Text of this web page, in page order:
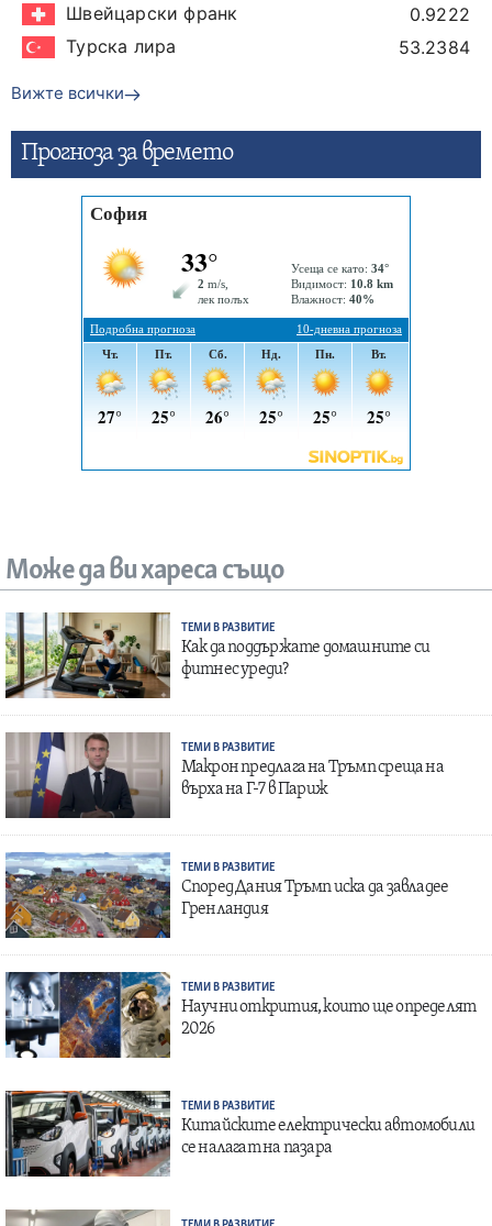
Швейцарски франк
0.9222
Турска лира
53.2384
Вижте всички
Прогнозa за времето
Може да ви хареса също
ТЕМИ В РАЗВИТИЕ
Как да поддържате домашните си
фитнес уреди?
ТЕМИ В РАЗВИТИЕ
Макрон предлага на Тръмп среща на
върха на Г-7 в Париж
ТЕМИ В РАЗВИТИЕ
Според Дания Тръмп иска да завладее
Гренландия
ТЕМИ В РАЗВИТИЕ
Научни открития, които ще определят
2026
ТЕМИ В РАЗВИТИЕ
Китайските електрически автомобили
се налагат на пазара